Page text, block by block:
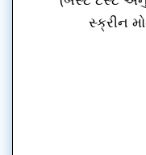
સ્ક્રીન